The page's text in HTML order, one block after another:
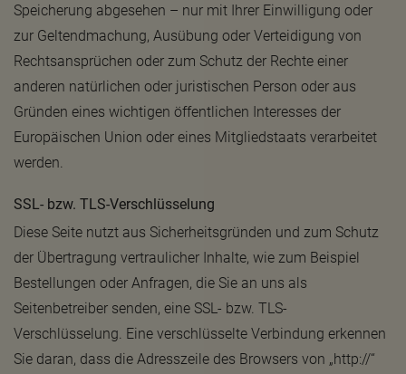
Speicherung abgesehen – nur mit Ihrer Einwilligung oder
zur Geltendmachung, Ausübung oder Verteidigung von
Rechtsansprüchen oder zum Schutz der Rechte einer
anderen natürlichen oder juristischen Person oder aus
Gründen eines wichtigen öffentlichen Interesses der
Europäischen Union oder eines Mitgliedstaats verarbeitet
werden.
SSL- bzw. TLS-Verschlüsselung
Diese Seite nutzt aus Sicherheitsgründen und zum Schutz
der Übertragung vertraulicher Inhalte, wie zum Beispiel
Bestellungen oder Anfragen, die Sie an uns als
Seitenbetreiber senden, eine SSL- bzw. TLS-
Verschlüsselung. Eine verschlüsselte Verbindung erkennen
Sie daran, dass die Adresszeile des Browsers von „http://“